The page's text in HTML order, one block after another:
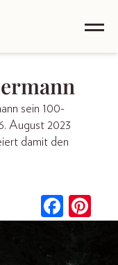
sein 100-
August 2023
damit den